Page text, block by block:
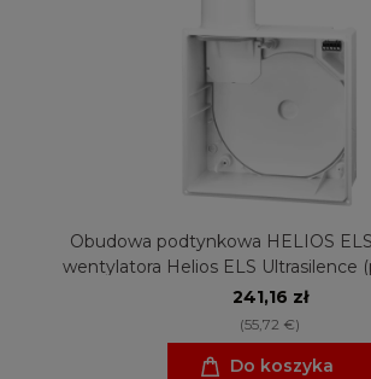
Obudowa podtynkowa HELIOS ELS
wentylatora Helios ELS Ultrasilence
2025r)
241,16 zł
(55,72 €)
Do koszyka